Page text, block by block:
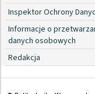
Inspektor Ochrony
Informacje o
danych osobowych
Redakcja